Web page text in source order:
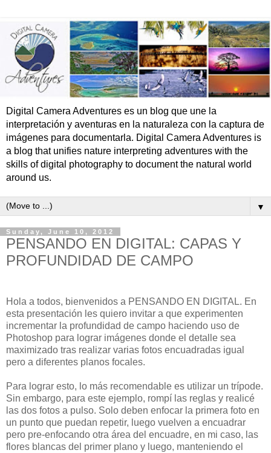
Digital Camera Adventures es un blog que une la
interpretación y aventuras en la naturaleza con la captura de
imágenes para documentarla. Digital Camera Adventures is
a blog that unifies nature interpreting adventures with the
skills of digital photography to document the natural world
around us.
▼
Sunday, June 10, 2012
PENSANDO EN DIGITAL: CAPAS Y
PROFUNDIDAD DE CAMPO
Hola a todos, bienvenidos a PENSANDO EN DIGITAL. En
esta presentación les quiero invitar a que experimenten
incrementar la profundidad de campo haciendo uso de
Photoshop para lograr imágenes donde el detalle sea
maximizado tras realizar varias fotos encuadradas igual
pero a diferentes planos focales.
Para lograr esto, lo más recomendable es utilizar un trípode.
Sin embargo, para este ejemplo, rompí las reglas y realicé
las dos fotos a pulso. Solo deben enfocar la primera foto en
un punto que puedan repetir, luego vuelven a encuadrar
pero pre-enfocando otra área del encuadre, en mi caso, las
flores blancas del primer plano y luego, manteniendo el